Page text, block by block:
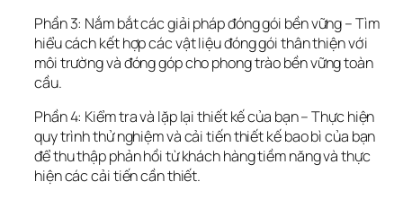
Phần 3: Nắm bắt các giải pháp đóng gói bền vững – Tìm
hiểu cách kết hợp các vật liệu đóng gói thân thiện với
môi trường và đóng góp cho phong trào bền vững toàn
cầu.
Phần 4: Kiểm tra và lặp lại thiết kế của bạn – Thực hiện
quy trình thử nghiệm và cải tiến thiết kế bao bì của bạn
để thu thập phản hồi từ khách hàng tiềm năng và thực
hiện các cải tiến cần thiết.